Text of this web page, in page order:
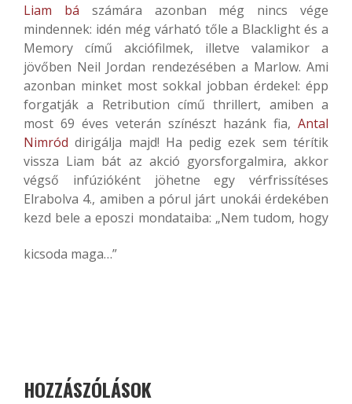
Liam bá számára azonban még nincs vége
mindennek: idén még várható tőle a Blacklight és a
Memory című akciófilmek, illetve valamikor a
jövőben Neil Jordan rendezésében a Marlow. Ami
azonban minket most sokkal jobban érdekel: épp
forgatják a Retribution című thrillert, amiben a
most 69 éves veterán színészt hazánk fia, Antal
Nimród dirigálja majd! Ha pedig ezek sem térítik
vissza Liam bát az akció gyorsforgalmira, akkor
végső infúzióként jöhetne egy vérfrissítéses
Elrabolva 4., amiben a pórul járt unokái érdekében
kezd bele a eposzi mondataiba: „Nem tudom, hogy
kicsoda maga…”
HOZZÁSZÓLÁSOK